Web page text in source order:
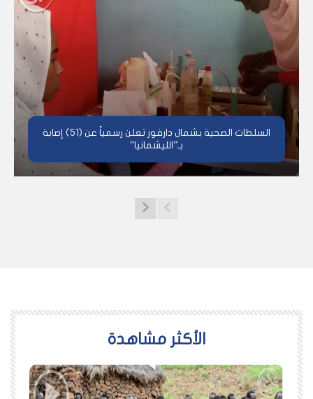
السلطات الصحية بشمال دارفور تعلن رسمياً عن (51) إصابة
بـ”الليشمانيا”
اﻷكثر مشاهدة